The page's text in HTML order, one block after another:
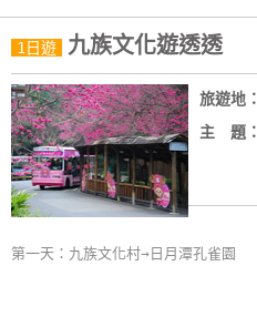
款
據
合
作
提
案
1日遊 九族文化遊透透
旅遊地：
主 題：
第一天：九族文化村→日月潭孔雀園